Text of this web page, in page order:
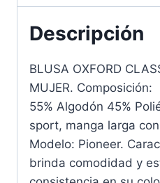
Descripción
BLUSA OXFORD
MUJER. Composición:
55% Algodón 45%
sport, manga larga
Modelo: Pioneer.
brinda comodidad y